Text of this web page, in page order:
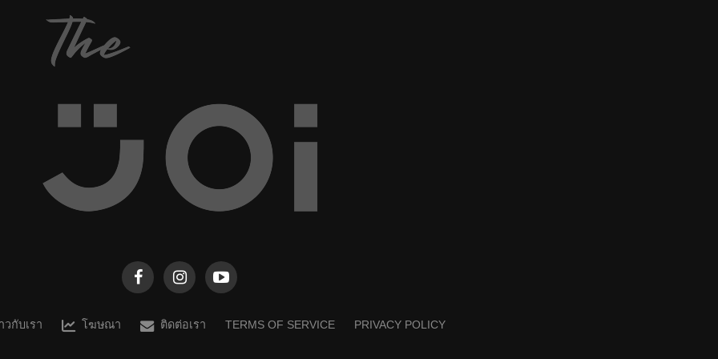
วกับเรา โฆษณา ติดต่อเรา TERMS OF SERVICE PRIVACY POLICY